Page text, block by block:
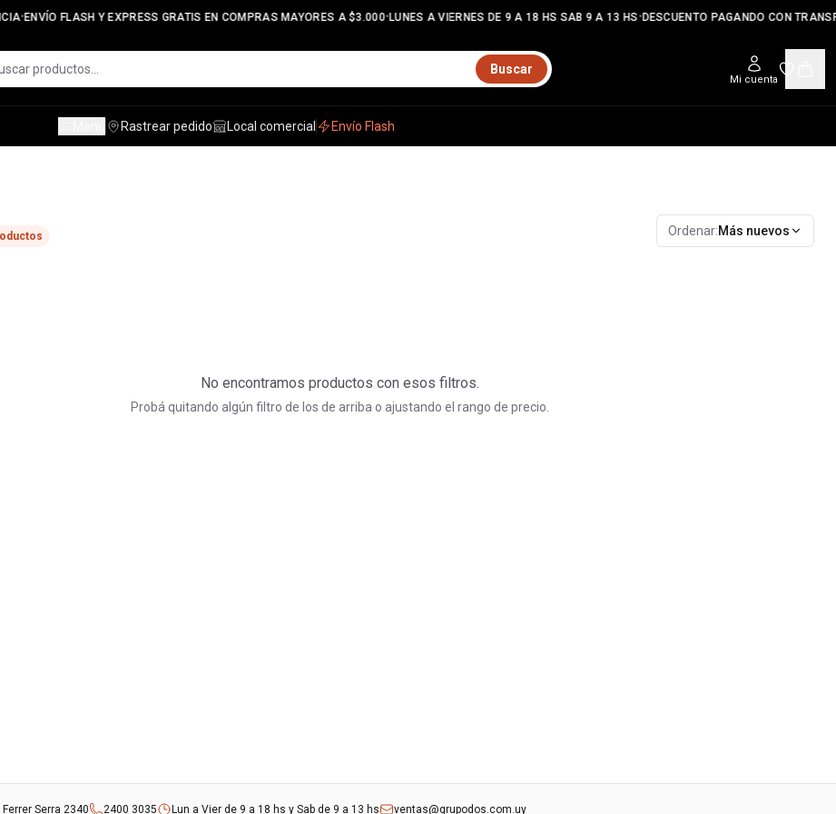
•ENVÍO FLASH Y EXPRESS GRATIS EN COMPRAS MAYORES A $3.000•LUNES A VIERNES DE 9 A 18 HS SAB 9 A 13 HS•DESCUENTO PAGANDO CON
Buscar
Mi cuenta
Rastrear pedido Local comercial Envío Flash
Ordenar:Más nuevos
No encontramos productos con esos filtros.
Probá quitando algún filtro de los de arriba o ajustando el rango de precio.
Ferrer Serra 2340 2400 3035 Lun a Vier de 9 a 18 hs y Sab de 9 a 13 hs ventas@grupodos.com.uy